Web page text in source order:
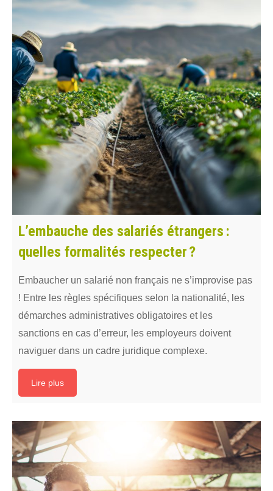
L’embauche des salariés étrangers :
quelles formalités respecter ?
Embaucher un salarié non français ne s’improvise pas
! Entre les règles spécifiques selon la nationalité, les
démarches administratives obligatoires et les
sanctions en cas d’erreur, les employeurs doivent
naviguer dans un cadre juridique complexe.
Lire plus